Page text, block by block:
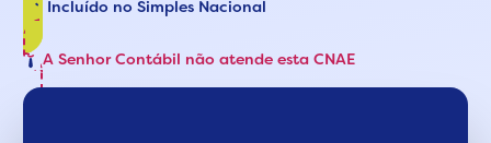
Incluído no Simples Nacional
A Senhor Contábil não atende esta CNAE